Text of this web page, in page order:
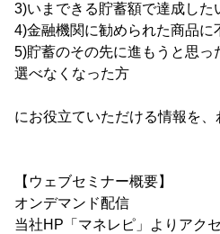
3)いまできる貯蓄額で達成した
4)金融機関に勧められた商品に
5)貯蓄のその先に進もうと思っ
選べなくなった方
にお役立ていただける情報を、
【ウェブセミナー概要】
オンデマンド配信
当社HP「マネレピ」よりアク